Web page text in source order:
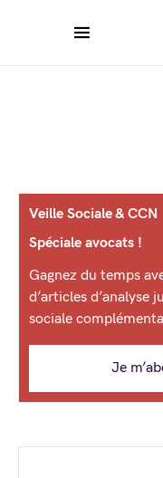
Veille Sociale & CCN
Spéciale avocats !
Gagnez du temps
d’articles d’analyse
sociale
Je